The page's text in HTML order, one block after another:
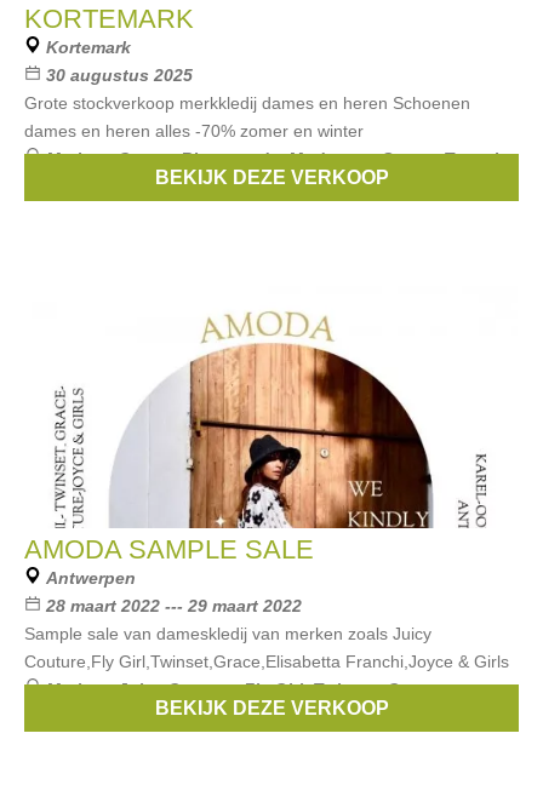
KORTEMARK
Kortemark
30 augustus 2025
Grote stockverkoop merkkledij dames en heren Schoenen
dames en heren alles -70% zomer en winter
Merken:Guess,Riverwoods,Modstrom,Senso,Tamaris,
BEKIJK DEZE VERKOOP
AMODA SAMPLE SALE
Antwerpen
28 maart 2022 --- 29 maart 2022
Sample sale van dameskledij van merken zoals Juicy
Couture,Fly Girl,Twinset,Grace,Elisabetta Franchi,Joyce & Girls
Merken:Juicy Couture,Fly Girl,Twinset,Grace,
Elisabetta Franchi, ...
BEKIJK DEZE VERKOOP